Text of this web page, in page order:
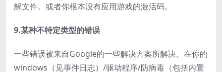
解文件。或者你根本没有应用游戏的激活码。
9.某种不特定类型的错误
一些错误被来自Google的一些解决方案所解决。在你的
windows（见事件日志）/驱动程序/防病毒（包括内置